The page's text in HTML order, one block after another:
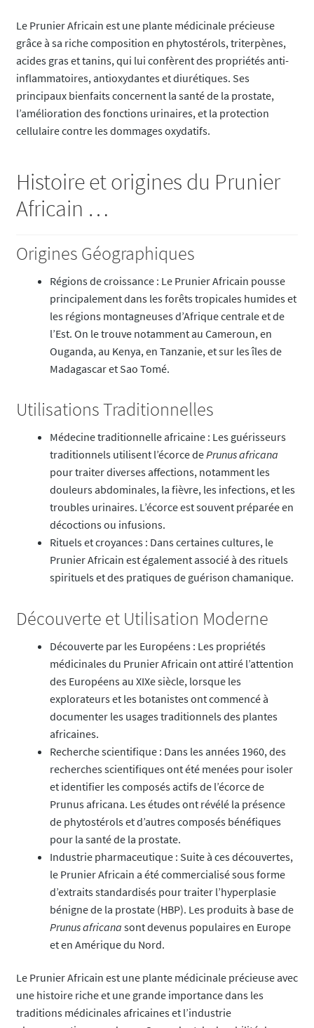
Le Prunier Africain est une plante médicinale précieuse
grâce à sa riche composition en phytostérols, triterpènes,
acides gras et tanins, qui lui confèrent des propriétés anti-
inflammatoires, antioxydantes et diurétiques. Ses
principaux bienfaits concernent la santé de la prostate,
l’amélioration des fonctions urinaires, et la protection
cellulaire contre les dommages oxydatifs.
Histoire et origines du Prunier
Africain …
Origines Géographiques
Régions de croissance : Le Prunier Africain pousse
principalement dans les forêts tropicales humides et
les régions montagneuses d’Afrique centrale et de
l’Est. On le trouve notamment au Cameroun, en
Ouganda, au Kenya, en Tanzanie, et sur les îles de
Madagascar et Sao Tomé.
Utilisations Traditionnelles
Médecine traditionnelle africaine : Les guérisseurs
traditionnels utilisent l’écorce dePrunus africana
pour traiter diverses affections, notamment les
douleurs abdominales, la fièvre, les infections, et les
troubles urinaires. L’écorce est souvent préparée en
décoctions ou infusions.
Rituels et croyances : Dans certaines cultures, le
Prunier Africain est également associé à des rituels
spirituels et des pratiques de guérison chamanique.
Découverte et Utilisation Moderne
Découverte par les Européens : Les propriétés
médicinales du Prunier Africain ont attiré l’attention
des Européens au XIXe siècle, lorsque les
explorateurs et les botanistes ont commencé à
documenter les usages traditionnels des plantes
africaines.
Recherche scientifique : Dans les années 1960, des
recherches scientifiques ont été menées pour isoler
et identifier les composés actifs de l’écorce de
Prunus africana. Les études ont révélé la présence
de phytostérols et d’autres composés bénéfiques
pour la santé de la prostate.
Industrie pharmaceutique : Suite à ces découvertes,
le Prunier Africain a été commercialisé sous forme
d’extraits standardisés pour traiter l’hyperplasie
bénigne de la prostate (HBP). Les produits à base de
Prunus africana sont devenus populaires en Europe
et en Amérique du Nord.
Le Prunier Africain est une plante médicinale précieuse avec
une histoire riche et une grande importance dans les
traditions médicinales africaines et l’industrie